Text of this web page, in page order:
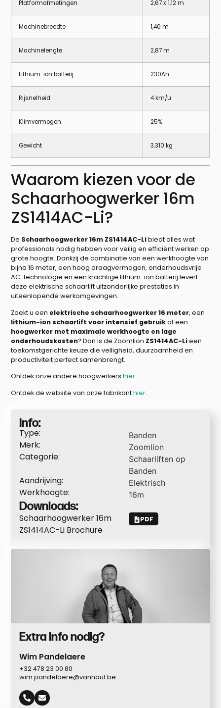
Platformafmetingen 2,67 x 1,12 m
Machinebreedte 1,40 m
Machinelengte 2,87 m
Lithium-ion batterij 230Ah
Rijsnelheid 4 km/u
Klimvermogen 25%
Gewicht 3.310 kg
Waarom kiezen voor de
Schaarhoogwerker 16m
ZS1414AC-Li?
De Schaarhoogwerker 16m ZS1414AC-Libiedt alles wat
professionals nodig hebben voor veilig en efficiënt werken op
grote hoogte. Dankzij de combinatie van een werkhoogte van
bijna 16 meter, een hoog draagvermogen, onderhoudsvrije
AC-technologie en een krachtige lithium-ion batterij levert
deze elektrische schaarlift uitzonderlijke prestaties in
uiteenlopende werkomgevingen.
Zoekt u een elektrische schaarhoogwerker 16 meter, een
lithium-ion schaarlift voor intensief gebruikof een
hoogwerker met maximale werkhoogte en lage
onderhoudskosten? Dan is de Zoomlion ZS1414AC-Lieen
toekomstgerichte keuze die veiligheid, duurzaamheid en
productiviteit perfect samenbrengt.
Ontdek onze andere hoogwerkershier.
Ontdek de website van onze fabrikanthier.
Info:
Type: Banden
Merk: Zoomlion
Categorie:
Schaarliften op
Banden
Aandrijving: Elektrisch
Werkhoogte: 16m
Downloads:
Schaarhoogwerker 16m
ZS1414AC-Li Brochure
PDF
Extra info nodig?
Wim Pandelaere
+32 478 23 00 80
wim.pandelaere@vanhaut.be